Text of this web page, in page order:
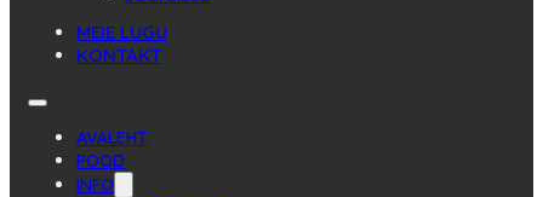
MEIE LUGU
KONTAKT
AVALEHT
POOD
INFO